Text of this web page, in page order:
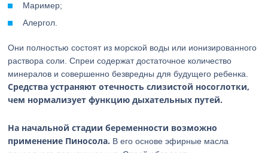
Маример;
Алергол.
Они полностью состоят из морской воды или ионизированного
раствора соли. Спреи содержат достаточное количество
минералов и совершенно безвредны для будущего ребенка.
Средства устраняют отечность слизистой носоглотки,
чем нормализует функцию дыхательных путей.
На начальной стадии беременности возможно
применение Пиносола. В его основе эфирные масла